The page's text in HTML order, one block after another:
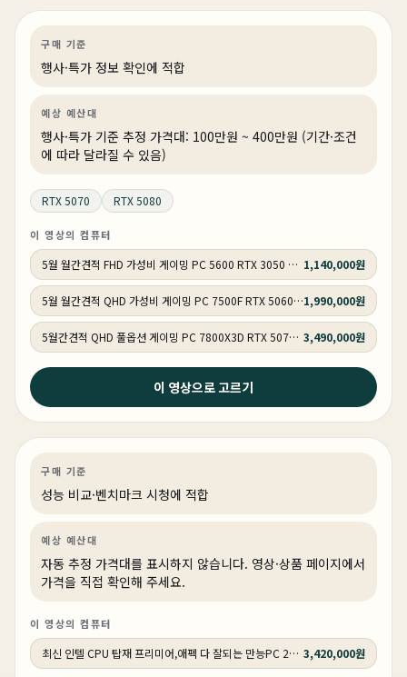
구매 기준
행사·특가 정보 확인에 적합
예상 예산대
행사·특가 기준 추정 가격대: 100만원 ~ 400만원 (기간·조건
에 따라 달라질 수 있음)
RTX 5070 RTX 5080
이 영상의 컴퓨터
5월 월간견적 FHD 가성비 게이밍 PC 5600 RTX 3050 GY505 1,140,000원
5월 월간견적 QHD 가성비 게이밍 PC 7500F RTX 5060 Ti GY5061,990,000원
5월간견적 QHD 풀옵션 게이밍 PC 7800X3D RTX 5070 GY507 3,490,000원
이 영상으로 고르기
영상편집·디자인
2026년 4월 20일
285K 팀킬하는 미친 성능 ! 프리미어 & 애펙 전문가용
270k 컴퓨터 추천 !
구매 기준
성능 비교·벤치마크 시청에 적합
예상 예산대
자동 추정 가격대를 표시하지 않습니다. 영상·상품 페이지에서
가격을 직접 확인해 주세요.
이 영상의 컴퓨터
최신 인텔 CPU 탑재 프리미어,애펙 다 잘되는 만능PC 270K RTX 5060 Ti 16GB 추천PC VY114 3,420,000원